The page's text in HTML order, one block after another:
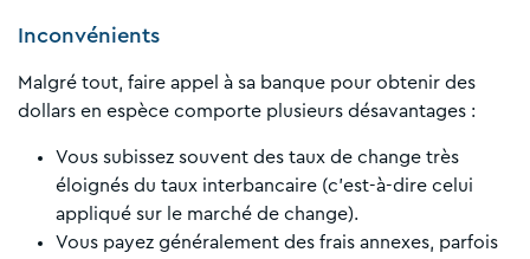
Inconvénients
Malgré tout, faire appel à sa banque pour obtenir des
dollars en espèce comporte plusieurs désavantages :
Vous subissez souvent des taux de change très
éloignés du taux interbancaire (c’est-à-dire celui
appliqué sur le marché de change).
Vous payez généralement des frais annexes, parfois